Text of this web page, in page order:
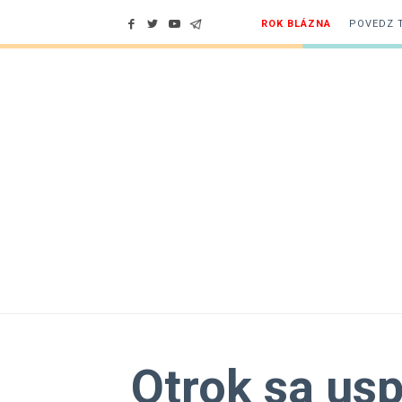
ROK BLÁZNA POVEDZ
Otrok sa